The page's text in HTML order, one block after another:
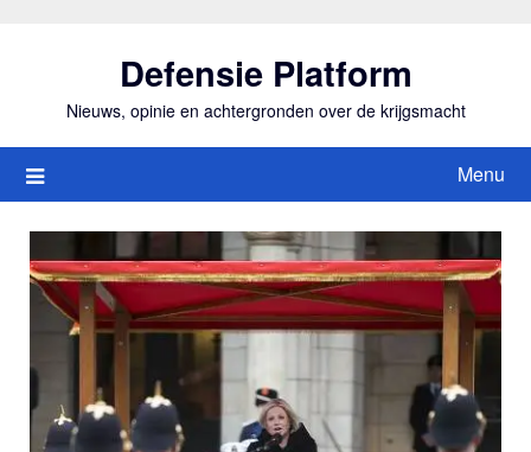
Defensie Platform
Nieuws, opinie en achtergronden over de krijgsmacht
Menu